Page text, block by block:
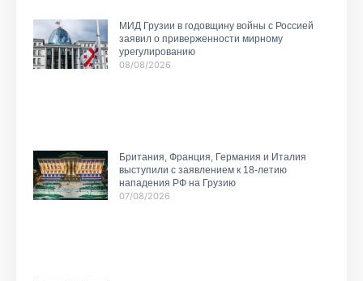
МИД Грузии в годовщину войны с Россией
заявил о приверженности мирному
урегулированию
08/08/2026
Британия, Франция, Германия и Италия
выступили с заявлением к 18-летию
нападения РФ на Грузию
07/08/2026